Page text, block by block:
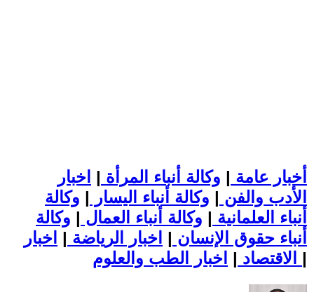
أخبار عامة | وكالة أنباء المرأة | اخبار
الأدب والفن | وكالة أنباء اليسار | وكالة
أنباء العلمانية | وكالة أنباء العمال | وكالة
أنباء حقوق الإنسان | اخبار الرياضة | اخبار
الاقتصاد | |